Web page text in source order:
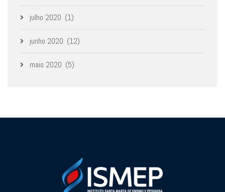
julho 2020 (1)
junho 2020 (12)
maio 2020 (5)